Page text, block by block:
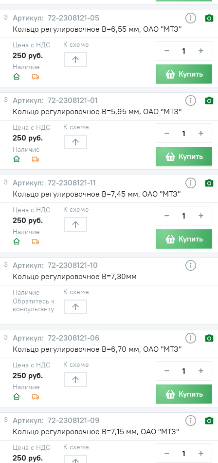
3
72-2308121-05
Кольцо регулировочное В=6,55 мм, ОАО "МТЗ"
Наличие
Цена с НДС
250 руб.
К схеме − +
Купить
3
72-2308121-01
Кольцо регулировочное В=5,95 мм, ОАО "МТЗ"
Наличие
Цена с НДС
250 руб.
К схеме − +
Купить
3
72-2308121-11
Кольцо регулировочное В=7,45 мм, ОАО "МТЗ"
Наличие
Цена с НДС
250 руб.
К схеме − +
Купить
3
72-2308121-10
Кольцо регулировочное В=7,30мм
Наличие
Обратитесь к
консультанту
К схеме
3
72-2308121-06
Кольцо регулировочное В=6,70 мм, ОАО "МТЗ"
Наличие
Цена с НДС
250 руб.
К схеме − +
Купить
3
72-2308121-09
Кольцо регулировочное В=7,15 мм, ОАО "МТЗ"
Цена с НДС
250 руб.
К схеме − +